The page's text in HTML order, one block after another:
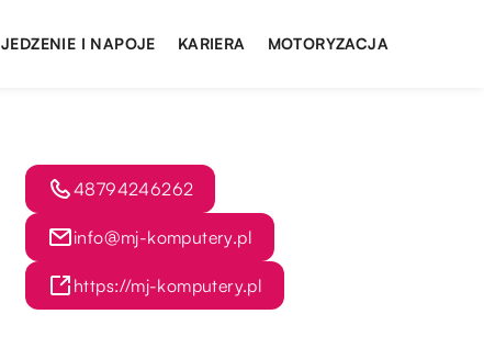
JEDZENIE I NAPOJE KARIERA MOTORYZACJA
48794246262
info@mj-komputery.pl
https://mj-komputery.pl